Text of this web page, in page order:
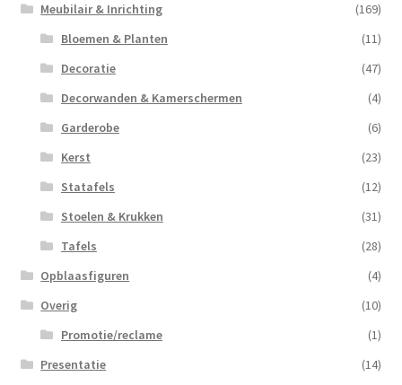
Meubilair & Inrichting
(169)
Bloemen & Planten
(11)
Decoratie
(47)
Decorwanden & Kamerschermen
(4)
Garderobe
(6)
Kerst
(23)
Statafels
(12)
Stoelen & Krukken
(31)
Tafels
(28)
Opblaasfiguren
(4)
Overig
(10)
Promotie/reclame
(1)
Presentatie
(14)